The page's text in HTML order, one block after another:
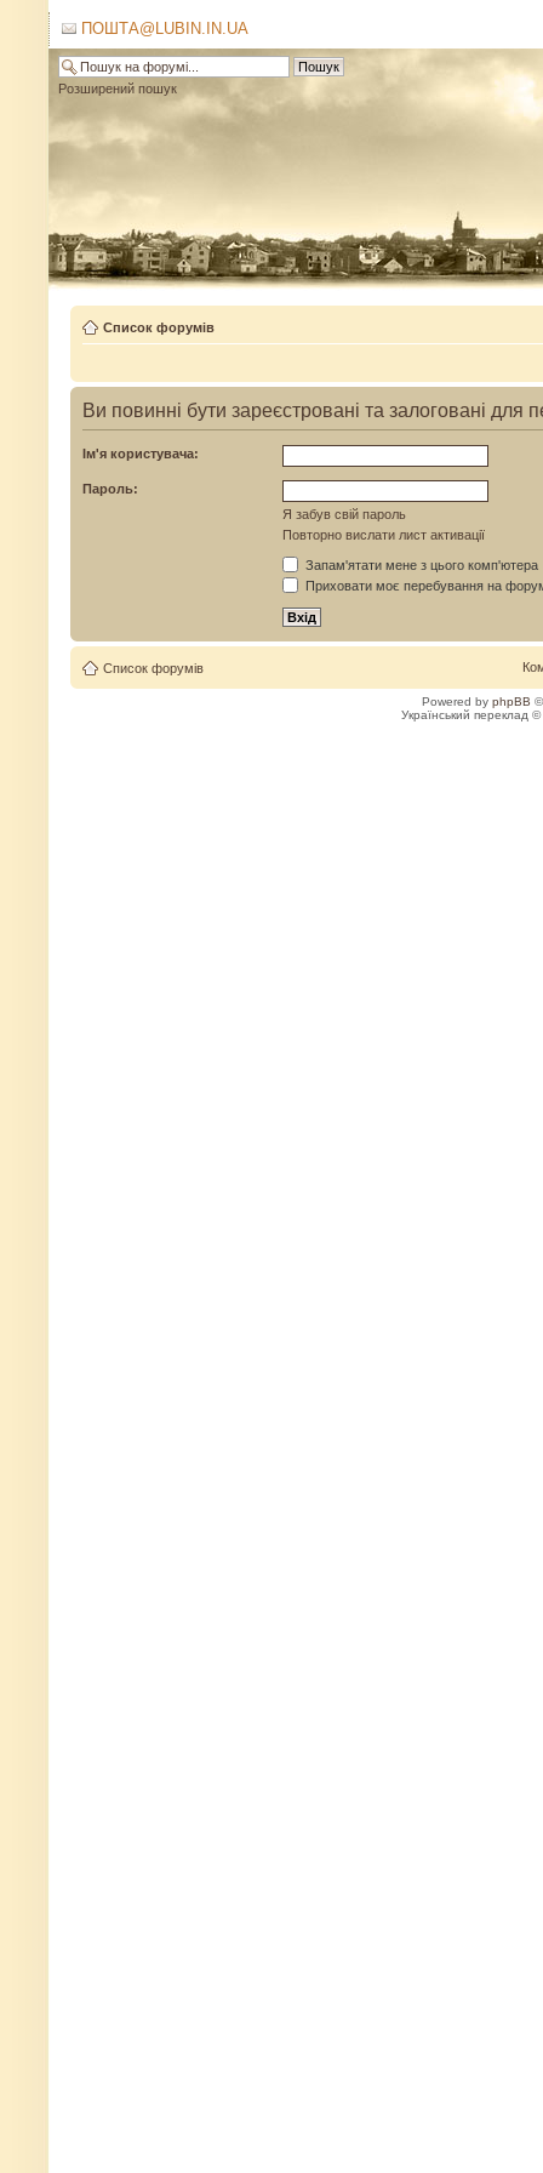
ПОШТА@LUBIN.IN.UA
Розширений пошук
Список форумів
Ви повинні бути зареєстровані та залоговані для
Ім'я користувача:
Пароль:
Я забув свій пароль
Повторно вислати лист активації
Запам'ятати мене з цього комп'ютера
Приховати моє перебування на
Список форумів
Powered by phpBB
Український переклад